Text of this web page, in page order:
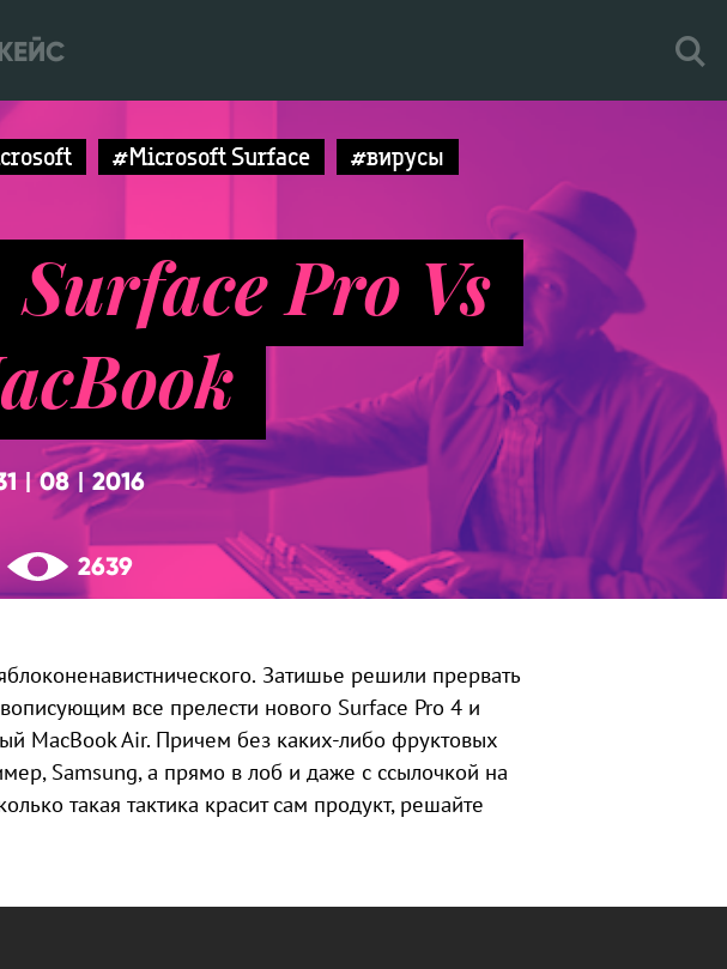
#Microsoft Surface #вирусы
Pro Vs
|08 2016
2639
Затишье решили прервать
все прелести нового Surface Pro 4 и
MacBook Air. Причем без каких-либо фруктовых
Samsung, а прямо в лоб и даже с ссылочкой на
такая тактика красит сам продукт, решайте